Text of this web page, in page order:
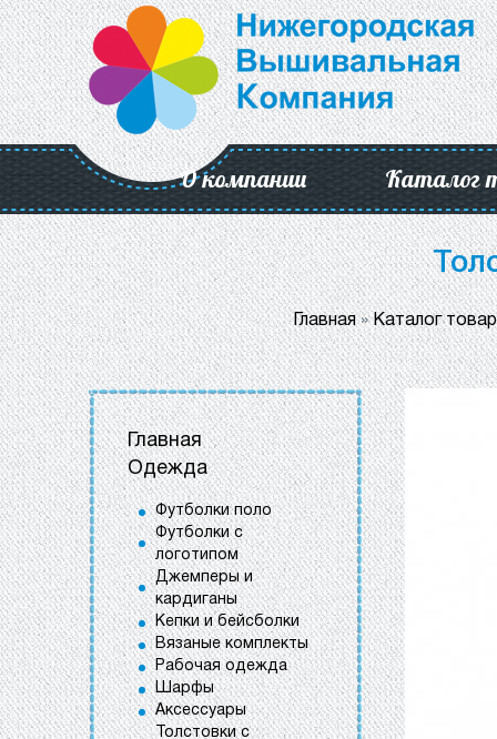
О компании Каталог
Главная»Каталог
Главная
Одежда
Футболки поло
Футболки с
логотипом
Джемперы и
кардиганы
Кепки и бейсболки
Вязаные комплекты
Рабочая одежда
Шарфы
Аксессуары
Толстовки с